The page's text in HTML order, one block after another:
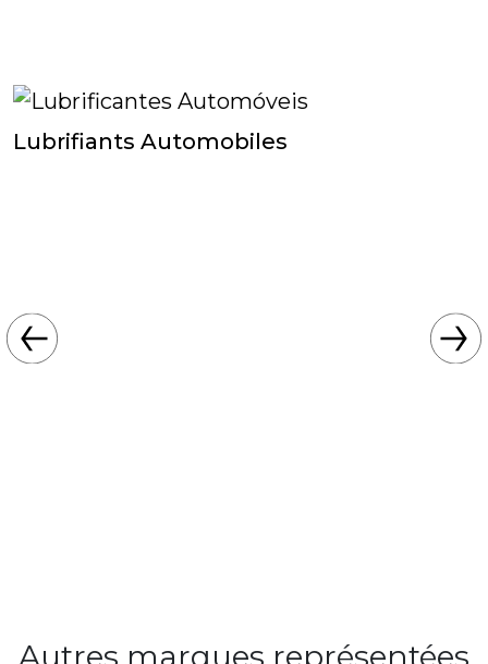
Lubrifiants Automobiles
Autres marques représentées